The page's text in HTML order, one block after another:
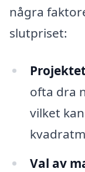
några
slutpriset:
ofta dra
vilket
Val av